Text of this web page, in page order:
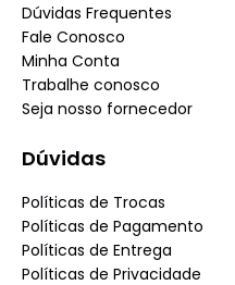
Dúvidas Frequentes
Fale Conosco
Minha Conta
Trabalhe conosco
Seja nosso fornecedor
Dúvidas
Políticas de Trocas
Políticas de Pagamento
Políticas de Entrega
Políticas de Privacidade